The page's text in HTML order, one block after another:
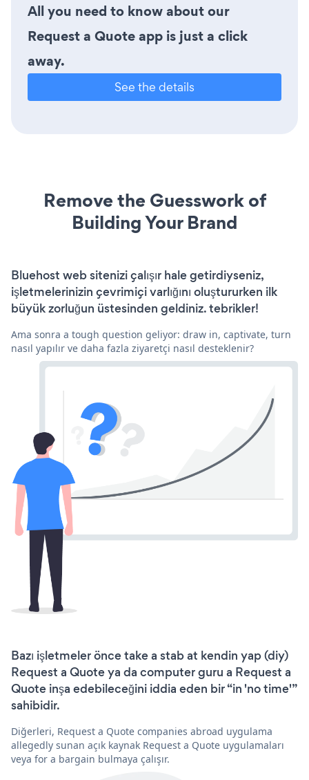
All you need to know about our
Request a Quote app is just a click
away.
See the details
Remove the Guesswork of
Building Your Brand
Bluehost web sitenizi çalışır hale getirdiyseniz,
işletmelerinizin çevrimiçi varlığını oluştururken ilk
büyük zorluğun üstesinden geldiniz. tebrikler!
Ama sonra a tough question geliyor: draw in, captivate, turn
nasıl yapılır ve daha fazla ziyaretçi nasıl desteklenir?
Bazı işletmeler önce take a stab at kendin yap (diy)
Request a Quote ya da computer guru a Request a
Quote inşa edebileceğini iddia eden bir “in 'no time'”
sahibidir.
Diğerleri, Request a Quote companies abroad uygulama
allegedly sunan açık kaynak Request a Quote uygulamaları
veya for a bargain bulmaya çalışır.